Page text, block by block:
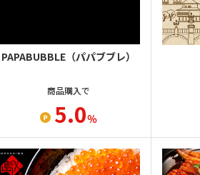
PAPABUBBLE（パパブブレ）
商品購入で
5.0％